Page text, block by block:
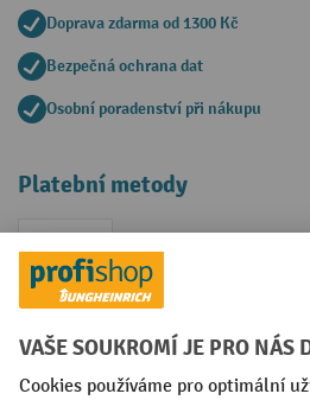
Doprava zdarma od 1300 Kč
Bezpečná ochrana dat
Osobní poradenství při nákupu
Platební metody
Faktura
Sociální sítě
Facebook
YouTubeLinkedIn